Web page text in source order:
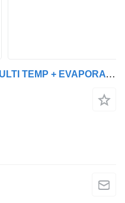
Thermo King SPECTRUM | MULTI TEMP + EVAPORATOR * 6379 ENGINE HOURS